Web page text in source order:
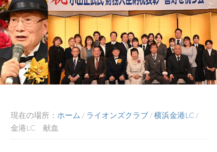
現在の場所： ホーム / ライオンズクラブ /横浜金港LC /
金港LC 献血